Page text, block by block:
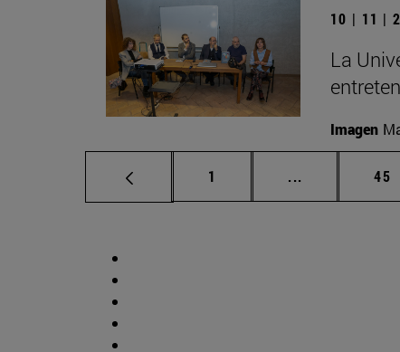
10 | 11 |
La
Imagen
Página
1 ... Páginas 45